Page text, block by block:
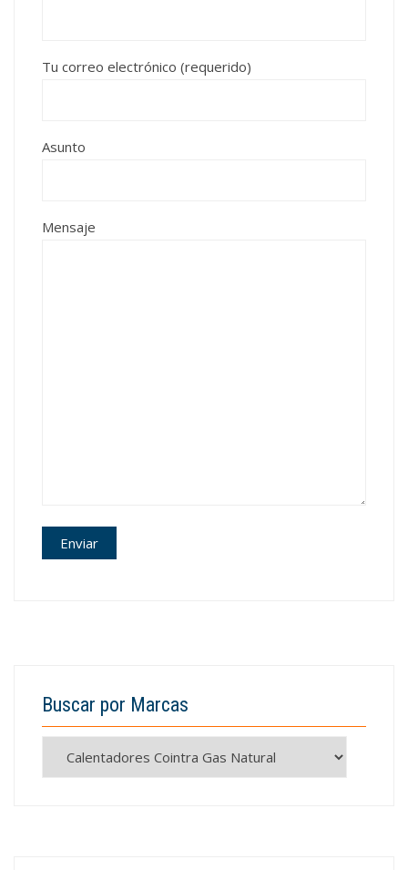
Tu correo electrónico (requerido)
Asunto
Mensaje
Buscar por Marcas